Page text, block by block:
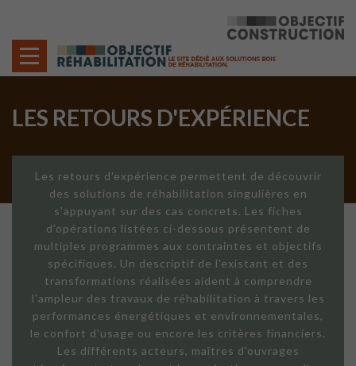
LES RETOURS D'EXPÉRIENCE
Les retours d'expérience permettent de découvrir
des solutions de réhabilitation singulières en
s'appuyant sur des cas concrets. Les fiches
d'opérations listées ci-dessous présentent de
multiples programmes aux contraintes et objectifs
spécifiques. Un descriptif de l'existant et des
transformations réalisées aident à comprendre
l'ampleur des travaux de réhabilitation à travers les
performances énergétiques et environnementales,
le confort d'usage ou encore les critères financiers.
Les différents acteurs, maîtres d'ouvrages